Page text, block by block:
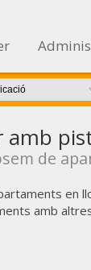
de
en
amb